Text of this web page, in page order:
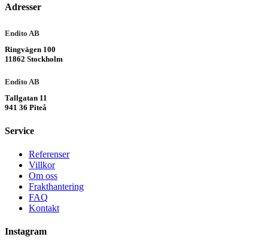
Adresser
Endito AB
Ringvägen 100
11862 Stockholm
Endito AB
Tallgatan 11
941 36 Piteå
Service
Referenser
Villkor
Om oss
Frakthantering
FAQ
Kontakt
Instagram